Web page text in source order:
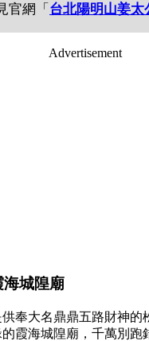
官網「 台北陽明山姜太
Advertisement
海城隍廟
奉大名鼎鼎五路財神的
霞海城隍廟，千萬別跑